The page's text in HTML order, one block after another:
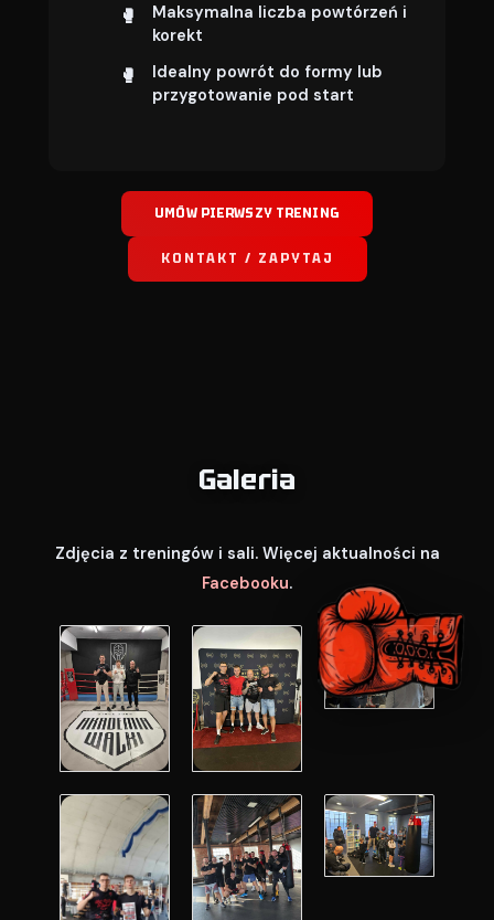
Maksymalna liczba powtórzeń i
korekt
Idealny powrót do formy lub
przygotowanie pod start
UMÓW PIERWSZY TRENING
KONTAKT / ZAPYTAJ
Galeria
Zdjęcia z treningów i sali. Więcej aktualności na
Facebooku.